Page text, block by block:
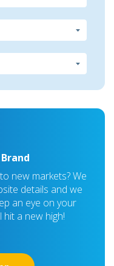
new markets? We
details and we
an eye on your
a new high!